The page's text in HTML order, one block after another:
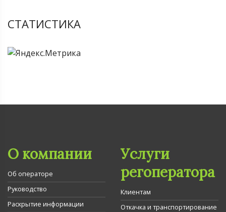
СТАТИСТИКА
О компании
Об операторе
Руководство
Раскрытие информации
Услуги
регоператора
Клиентам
Откачка и транспортирование